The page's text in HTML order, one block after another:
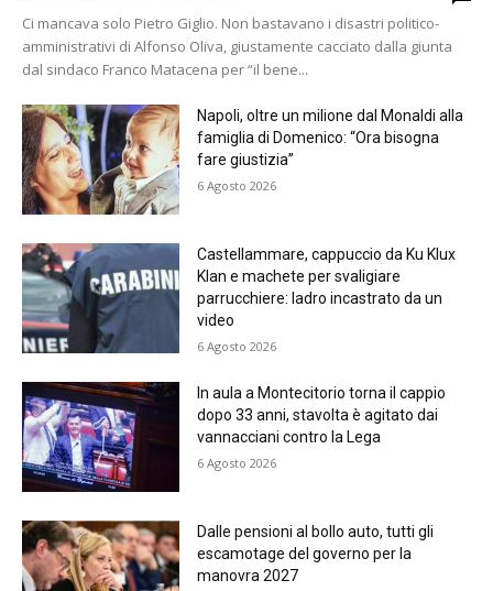
Ci mancava solo Pietro Giglio. Non bastavano i disastri politico-
amministrativi di Alfonso Oliva, giustamente cacciato dalla giunta
dal sindaco Franco Matacena per “il bene...
Napoli, oltre un milione dal Monaldi alla
famiglia di Domenico: “Ora bisogna
fare giustizia”
6 Agosto 2026
Castellammare, cappuccio da Ku Klux
Klan e machete per svaligiare
parrucchiere: ladro incastrato da un
video
6 Agosto 2026
In aula a Montecitorio torna il cappio
dopo 33 anni, stavolta è agitato dai
vannacciani contro la Lega
6 Agosto 2026
Dalle pensioni al bollo auto, tutti gli
escamotage del governo per la
manovra 2027